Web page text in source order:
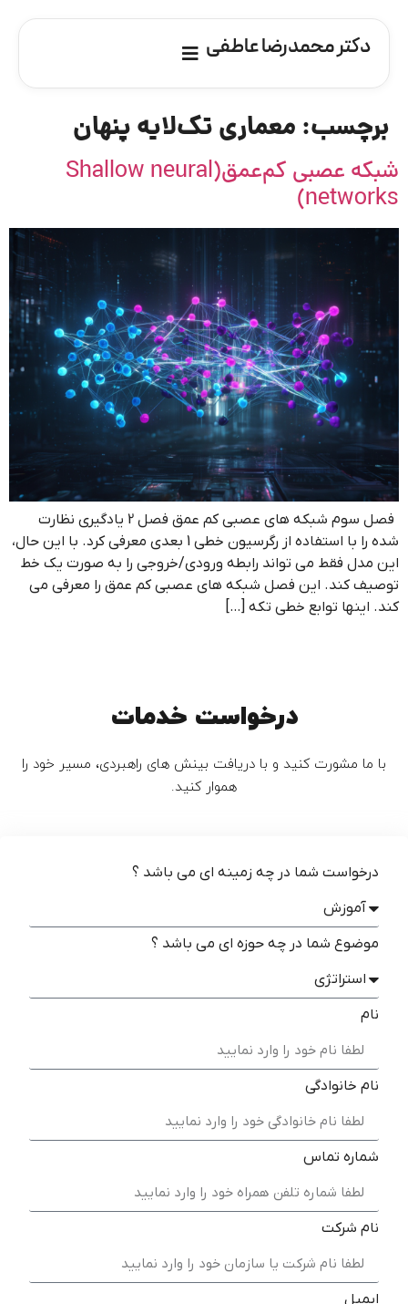
دکتر محمدرضا عاطفی
برچسب: معماری تک‌لایه پنهان
شبکه عصبی کم‌عمق(Shallow neural
networks)
فصل سوم شبکه های عصبی کم عمق فصل 2 یادگیری نظارت
شده را با استفاده از رگرسیون خطی 1 بعدی معرفی کرد. با این حال،
این مدل فقط می تواند رابطه ورودی/خروجی را به صورت یک خط
توصیف کند. این فصل شبکه های عصبی کم عمق را معرفی می
کند. اینها توابع خطی تکه […]
درخواست خدمات
با ما مشورت کنید و با دریافت بینش های راهبردی، مسیر خود را
هموار کنید.
درخواست شما در چه زمینه ای می باشد ؟
موضوع شما در چه حوزه ای می باشد ؟
نام
نام خانوادگی
شماره تماس
نام شرکت
ایمیل